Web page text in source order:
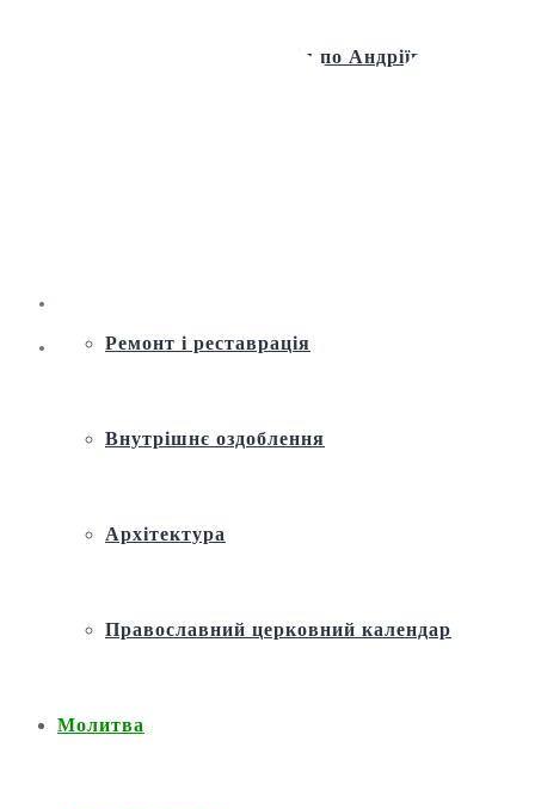
Віртуальна екскурсія по Андріївській
Ремонт і реставрація
Внутрішнє оздоблення
Архітектура
Православний церковний календар
Молитва